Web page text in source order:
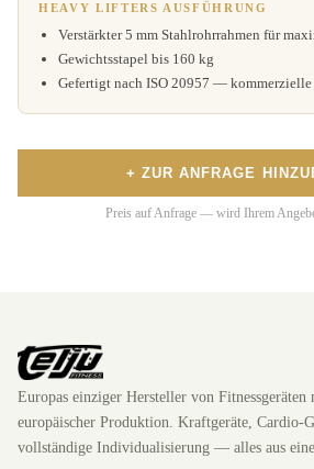
HEAVY LIFTERS AUSFÜHRUNG
Verstärkter 5 mm Stahlrohrrahmen für
Gewichtsstapel bis 160 kg
Gefertigt nach ISO 20957 —
+ ZUR ANFRAGE
Preis auf Anfrage — wird Ihrem
Europas einziger Hersteller von Fitnessgeräten
europäischer Produktion. Kraftgeräte, Cardio-
vollständige Individualisierung — alles aus